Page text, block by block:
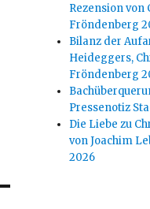
Rezension von
Fröndenberg
Bilanz der
Heideggers,
Fröndenberg
Pressenotiz
Die Liebe zu
von Joachim
2026